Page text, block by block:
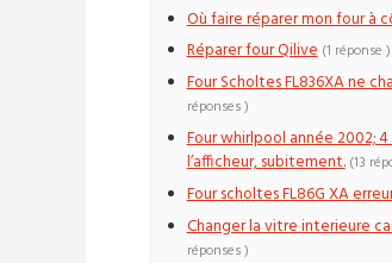
Où faire réparer mon four à
Réparer four Qilive (1 réponse )
Four Scholtes FL836XA ne
réponses )
Four whirlpool année 2002;
l’afficheur, subitement. (13
Four scholtes FL86G XA
Changer la vitre interieure
réponses )